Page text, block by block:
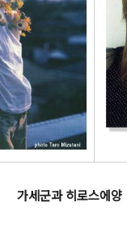
가세군과 히로스에양